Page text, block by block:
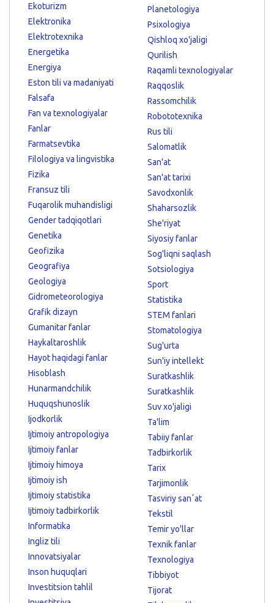
Ekoturizm
Elektronika
Elektrotexnika
Energetika
Energiya
Eston tili va madaniyati
Falsafa
Fan va texnologiyalar
Fanlar
Farmatsevtika
Filologiya va lingvistika
Fizika
Fransuz tili
Fuqarolik muhandisligi
Gender tadqiqotlari
Genetika
Geofizika
Geografiya
Geologiya
Gidrometeorologiya
Grafik dizayn
Gumanitar fanlar
Haykaltaroshlik
Hayot haqidagi fanlar
Hisoblash
Hunarmandchilik
Huquqshunoslik
Ijodkorlik
Ijtimoiy antropologiya
Ijtimoiy fanlar
Ijtimoiy himoya
Ijtimoiy ish
Ijtimoiy statistika
Ijtimoiy tadbirkorlik
Informatika
Ingliz tili
Innovatsiyalar
Inson huquqlari
Investitsion tahlil
Planetologiya
Psixologiya
Qishloq xo'jaligi
Qurilish
Raqamli texnologiyalar
Raqqoslik
Rassomchilik
Robototexnika
Rus tili
Salomatlik
San'at
San'at tarixi
Savodxonlik
Shaharsozlik
She'riyat
Siyosiy fanlar
Sog'liqni saqlash
Sotsiologiya
Sport
Statistika
STEM fanlari
Stomatologiya
Sug'urta
Sun'iy intellekt
Suratkashlik
Suratkashlik
Suv xo'jaligi
Ta'lim
Tabiiy fanlar
Tadbirkorlik
Tarix
Tarjimonlik
Tasviriy sanʼat
Tekstil
Temir yo'llar
Texnik fanlar
Texnologiya
Tibbiyot
Tijorat